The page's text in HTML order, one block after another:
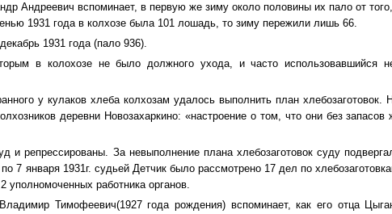
Андреевич вспоминает, в первую же зиму около половины их пало от
1931 года в колхозе была 101 лошадь, то зиму пережили лишь 66.
1931 года (пало 936).
в колохозе не было должного ухода, и часто использовавшийся
у кулаков хлеба колхозам удалось выполнить план хлебозаготовок.
деревни Новозахаркино: «настроение о том, что они без запасов
репрессированы. За невыполнение плана хлебозаготовок суду
7 января 1931г. судьей Детчик было рассмотрено 17 дел по
уполномоченных работника органов.
Тимофеевич(1927 года рождения) вспоминает, как его отца